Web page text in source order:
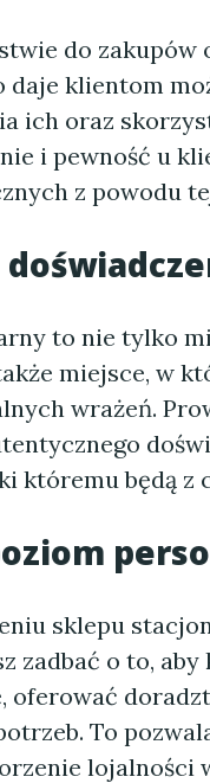
do zakupów
daje klientom
ich oraz
i pewność u
z powodu
to nie tylko
miejsce, w
wrażeń.
któremu będą z
sklepu
zadbać o to,
oferować
To
lojalności